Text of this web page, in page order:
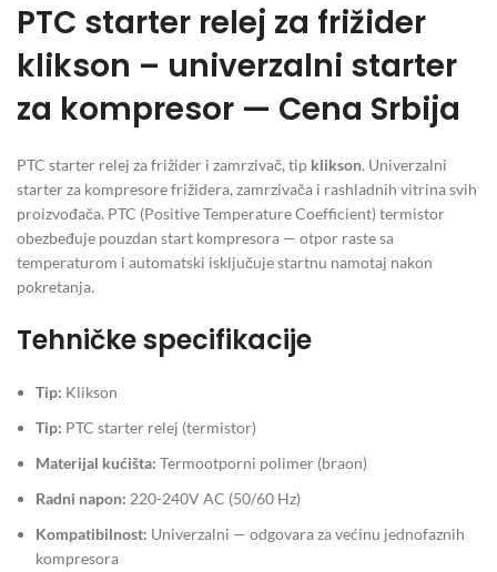
PTC starter relej za frižider
klikson – univerzalni starter
za kompresor — Cena Srbija
PTC starter relej za frižider i zamrzivač, tip klikson. Univerzalni
starter za kompresore frižidera, zamrzivača i rashladnih vitrina svih
proizvođača. PTC (Positive Temperature Coefficient) termistor
obezbeđuje pouzdan start kompresora — otpor raste sa
temperaturom i automatski isključuje startnu namotaj nakon
pokretanja.
Tehničke specifikacije
Tip: Klikson
Tip: PTC starter relej (termistor)
Materijal kućišta: Termootporni polimer (braon)
Radni napon: 220-240V AC (50/60 Hz)
Kompatibilnost: Univerzalni — odgovara za većinu jednofaznih
kompresora